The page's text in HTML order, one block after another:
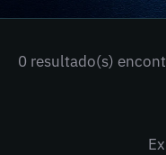
0 resultado(s)